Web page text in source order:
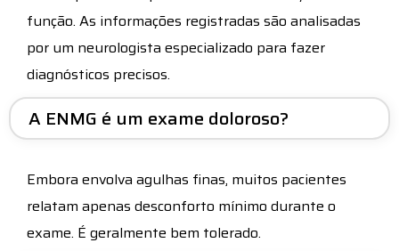
função. As informações registradas são analisadas
por um neurologista especializado para fazer
diagnósticos precisos.
A ENMG é um exame doloroso?
Embora envolva agulhas finas, muitos pacientes
relatam apenas desconforto mínimo durante o
exame. É geralmente bem tolerado.